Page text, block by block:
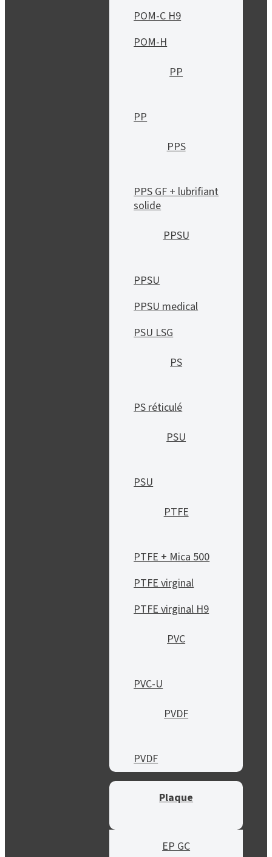
POM-C H9
POM-H
PP
PP
PPS
PPS GF + lubrifiant
solide
PPSU
PPSU
PPSU medical
PSU LSG
PS
PS réticulé
PSU
PSU
PTFE
PTFE + Mica 500
PTFE virginal
PTFE virginal H9
PVC
PVC-U
PVDF
PVDF
Plaque
EP GC